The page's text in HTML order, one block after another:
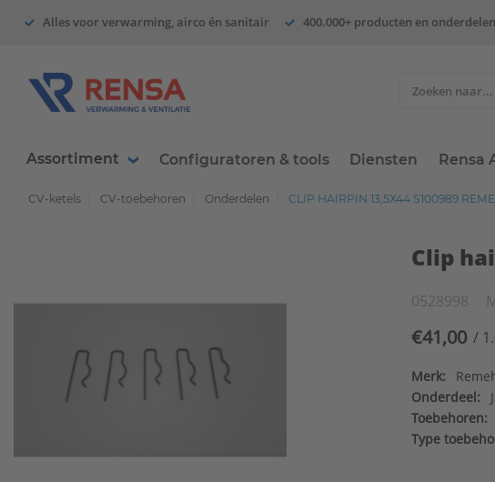
Alles voor verwarming, airco én sanitair 400.000+ producten en onderdelen
Assortiment Configuratoren & tools Diensten Rensa
CV-ketels CV-toebehoren Onderdelen CLIP HAIRPIN 13,5X44 S100989
Clip
0528998
€41,00 /
Merk:
Onderdeel:
Toebehoren:
Type